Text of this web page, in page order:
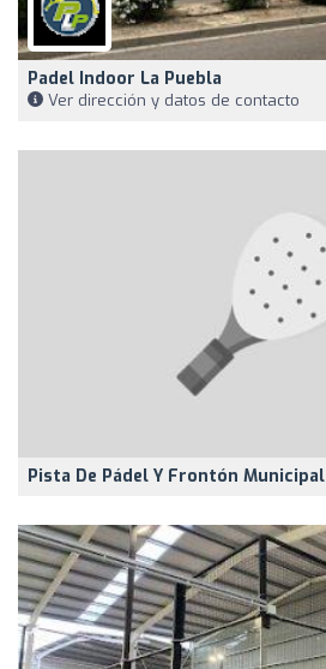
Padel Indoor La Puebla
Ver dirección y datos de contacto
Pista De Pádel Y Frontón Municipal